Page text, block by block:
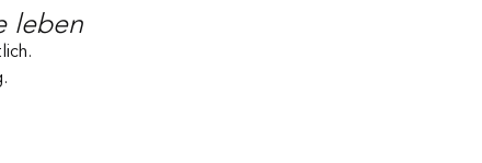
leben